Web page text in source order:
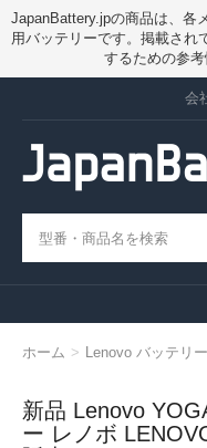
JapanBattery.jpの商品は、各
用バッテリーです。掲載され
するための参考
会
ホーム Lenovo バッテリー
新品 Lenovo
ー レノボ